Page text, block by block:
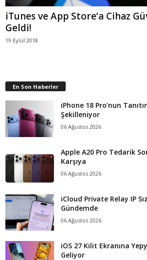
iTunes ve App Store’a Cihaz
Geldi!
19 Eylül 2018
En Son Haberler
iPhone 18 Pro’nun
Şekilleniyor
06 Ağustos 2026
Apple A20 Pro Tedarik
Karşıya
06 Ağustos 2026
iCloud Private Relay IP
Gündemde
06 Ağustos 2026
iOS 27 Kilit Ekranına
Geliyor